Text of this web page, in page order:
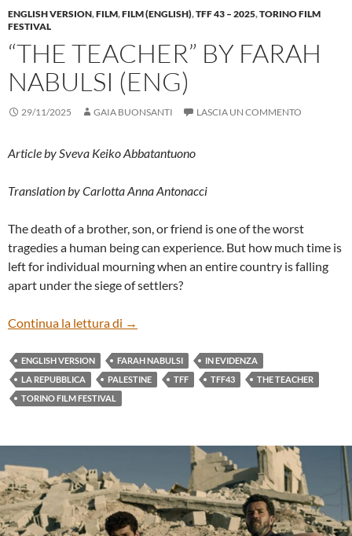
ENGLISH VERSION,FILM,FILM (ENGLISH),TFF 43 – 2025,TORINO FILM
FESTIVAL
“THE TEACHER” BY FARAH
NABULSI (ENG)
29/11/2025 GAIA BUONSANTI LASCIA UN COMMENTO
Article by Sveva Keiko Abbatantuono
Translation by Carlotta Anna Antonacci
The death of a brother, son, or friend is one of the worst
tragedies a human being can experience. But how much time is
left for individual mourning when an entire country is falling
apart under the siege of settlers?
Continua la lettura di “THE TEACHER” BY FARAH NABULSI
→
ENGLISH VERSION FARAH NABULSI
IN EVIDENZA
LA REPUBBLICA
PALESTINE TFF TFF43
THE TEACHER
TORINO FILM FESTIVAL